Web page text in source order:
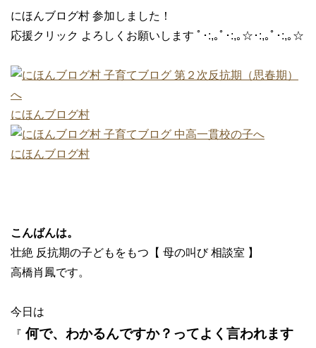
にほんブログ村 参加しました！
応援クリック よろしくお願いします ﾟ･:,｡ﾟ･:,｡☆･:,｡ﾟ･:,｡☆
にほんブログ村
にほんブログ村
こんばんは。
壮絶 反抗期の子どもをもつ【 母の叫び 相談室 】
高橋肖鳳です。
今日は
『 何で、わかるんですか？ってよく言われます